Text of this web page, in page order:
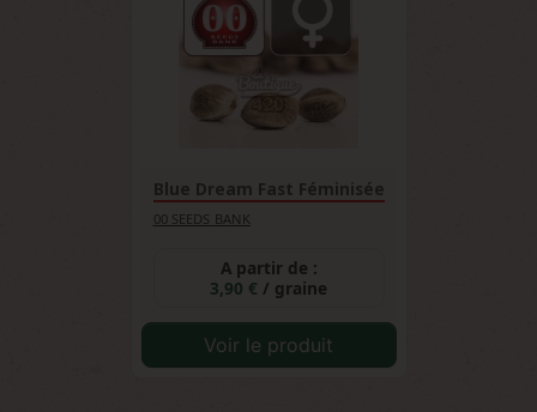
Blue Dream Fast Féminisée
00 SEEDS BANK
A partir de :
3,90 € / graine
Voir le produit